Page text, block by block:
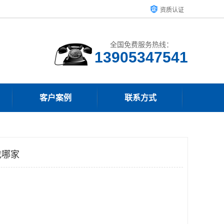
资质认证
全国免费服务热线：
13905347541
客户案例 联系方式
家